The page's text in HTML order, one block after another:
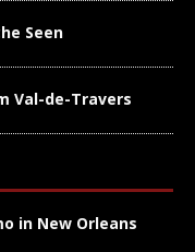
Seen
Val-de-Travers
in New Orleans